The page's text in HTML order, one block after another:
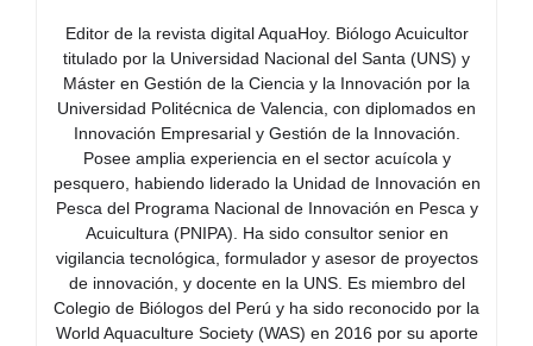
Editor de la revista digital AquaHoy. Biólogo Acuicultor
titulado por la Universidad Nacional del Santa (UNS) y
Máster en Gestión de la Ciencia y la Innovación por la
Universidad Politécnica de Valencia, con diplomados en
Innovación Empresarial y Gestión de la Innovación.
Posee amplia experiencia en el sector acuícola y
pesquero, habiendo liderado la Unidad de Innovación en
Pesca del Programa Nacional de Innovación en Pesca y
Acuicultura (PNIPA). Ha sido consultor senior en
vigilancia tecnológica, formulador y asesor de proyectos
de innovación, y docente en la UNS. Es miembro del
Colegio de Biólogos del Perú y ha sido reconocido por la
World Aquaculture Society (WAS) en 2016 por su aporte